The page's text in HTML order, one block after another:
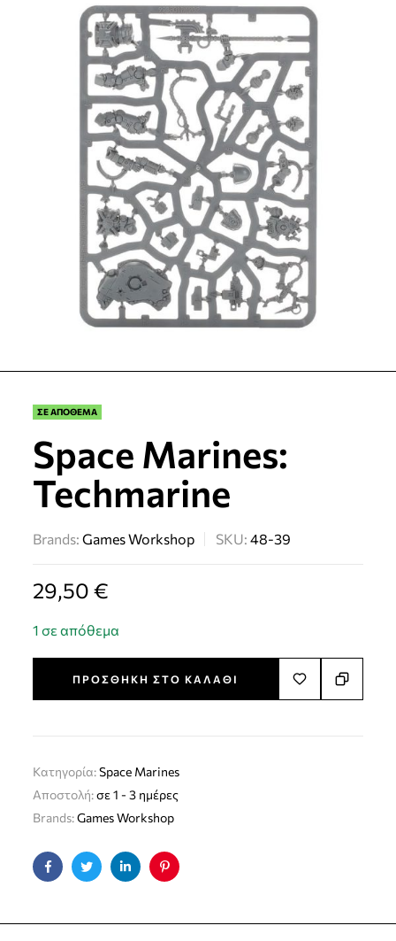
ΣΕ ΑΠΟΘΕΜΑ
Space Marines:
Techmarine
Brands:Games Workshop SKU:48-39
29,50€
1 σε απόθεμα
ΠΡΟΣΘΉΚΗ ΣΤΟ ΚΑΛΆΘΙ
Κατηγορία:Space Marines
Αποστολή:σε 1 - 3 ημέρες
Brands:Games Workshop
FacebookTwitterLinkedinPinterest